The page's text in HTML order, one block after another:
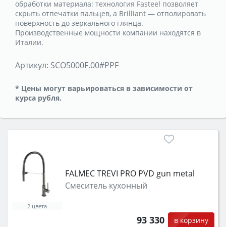
обработки материала: технология Fasteel позволяет
скрыть отпечатки пальцев, а Brilliant — отполировать
поверхность до зеркального глянца.
Производственные мощности компании находятся в
Италии.
Артикул: SCO5000F.00#PPF
* Цены могут варьироваться в зависимости от
курса рубля.
FALMEC TREVI PRO PVD gun metal
Смеситель кухонный
93 330 в корзину
2 цвета